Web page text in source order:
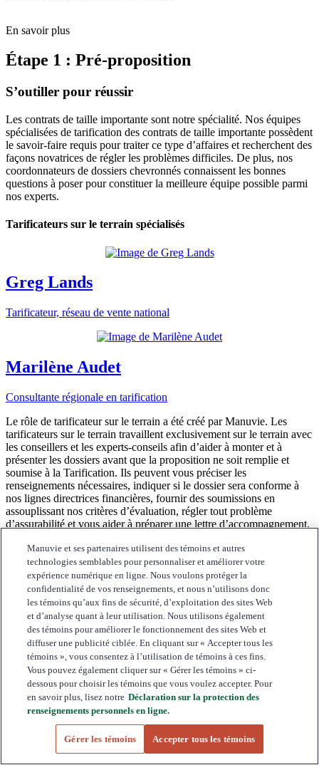
En savoir plus
Étape 1 : Pré-proposition
S’outiller pour réussir
Les contrats de taille importante sont notre spécialité. Nos équipes
spécialisées de tarification des contrats de taille importante possèdent
le savoir-faire requis pour traiter ce type d’affaires et recherchent des
façons novatrices de régler les problèmes difficiles. De plus, nos
coordonnateurs de dossiers chevronnés connaissent les bonnes
questions à poser pour constituer la meilleure équipe possible parmi
nos experts.
Tarificateurs sur le terrain spécialisés
Greg Lands
Tarificateur, réseau de vente national
Marilène Audet
Consultante régionale en tarification
Le rôle de tarificateur sur le terrain a été créé par Manuvie. Les
tarificateurs sur le terrain travaillent exclusivement sur le terrain avec
les conseillers et les experts-conseils afin d’aider à monter et à
présenter les dossiers avant que la proposition ne soit remplie et
soumise à la Tarification. Ils peuvent vous préciser les
renseignements nécessaires, indiquer si le dossier sera conforme à
nos lignes directrices financières, fournir des soumissions en
assouplissant nos critères d’évaluation, régler tout problème
d’assurabilité et vous aider à préparer une lettre d’accompagnement.
pour l’aider à recueillir des renseignements généraux sur ses
antécédents médicaux et lui fournir une soumission préliminaire plus
détaillée, ainsi que pour répondre à toute question que votre client
pourrait avoir au sujet du processus de tarification. LisezCombler le
fossé en tarification pour vous aider dans vos ventes!
Des spécialistes et des experts en produits les contrats de taille
importante
Muni de connaissances spécialisées sur les produits, nos spécialistes
et des experts en produits les contrats de taille importante accordera
une attention prioritaire à vos dossiers de taille importante. Vous
recevrez des solutions de produits personnalisées et du soutien en
Special_Life_Quotes@manulife.ca .
Équipe SFRPS compétente
Manuvie et ses partenaires utilisent des témoins et autres
technologies semblables pour personnaliser et améliorer votre
expérience numérique en ligne. Nous voulons protéger la
confidentialité de vos renseignements, et nous n’utilisons donc
les témoins qu’aux fins de sécurité, d’exploitation des sites Web
et d’analyse quant à leur utilisation. Nous utilisons également
des témoins pour améliorer le fonctionnement des sites Web et
diffuser une publicité ciblée. En cliquant sur « Accepter tous les
témoins », vous consentez à l’utilisation de témoins à ces fins.
Vous pouvez également cliquer sur « Gérer les témoins » ci-
dessous pour choisir les témoins que vous voulez accepter. Pour
en savoir plus, lisez notre Déclaration sur la protection des
renseignements personnels en ligne.
Gérer les témoins Accepter tous les témoins